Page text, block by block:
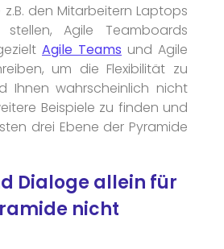
z.B. den Mitarbeitern Laptops
Agile Teamboards
Agile Teams und Agile
um die Flexibilität zu
Ihnen wahrscheinlich nicht
Beispiele zu finden und
drei Ebene der Pyramide
Dialoge allein für
nicht